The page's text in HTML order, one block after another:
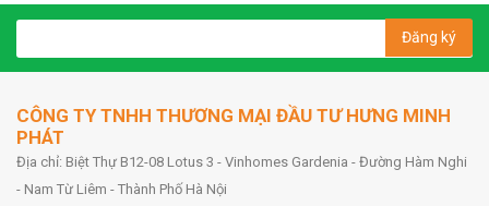
Đăng ký
CÔNG TY TNHH THƯƠNG MẠI ĐẦU TƯ HƯNG MINH
PHÁT
Địa chỉ: Biệt Thự B12-08 Lotus 3 - Vinhomes Gardenia - Đường Hàm Nghi
- Nam Từ Liêm - Thành Phố Hà Nội